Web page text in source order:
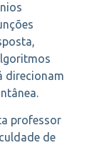
direcionam
professor
de